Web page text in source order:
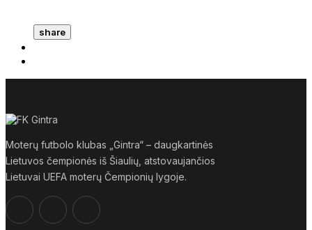
share
Moterų futbolo klubas „Gintra“ – daugkartinės
Lietuvos čempionės iš Šiaulių, atstovaujančios
Lietuvai UEFA moterų Čempionių lygoje.